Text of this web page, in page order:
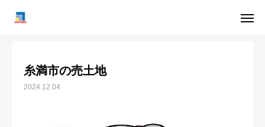
糸満市の売土地
2024.12.04
スタッフ紹介